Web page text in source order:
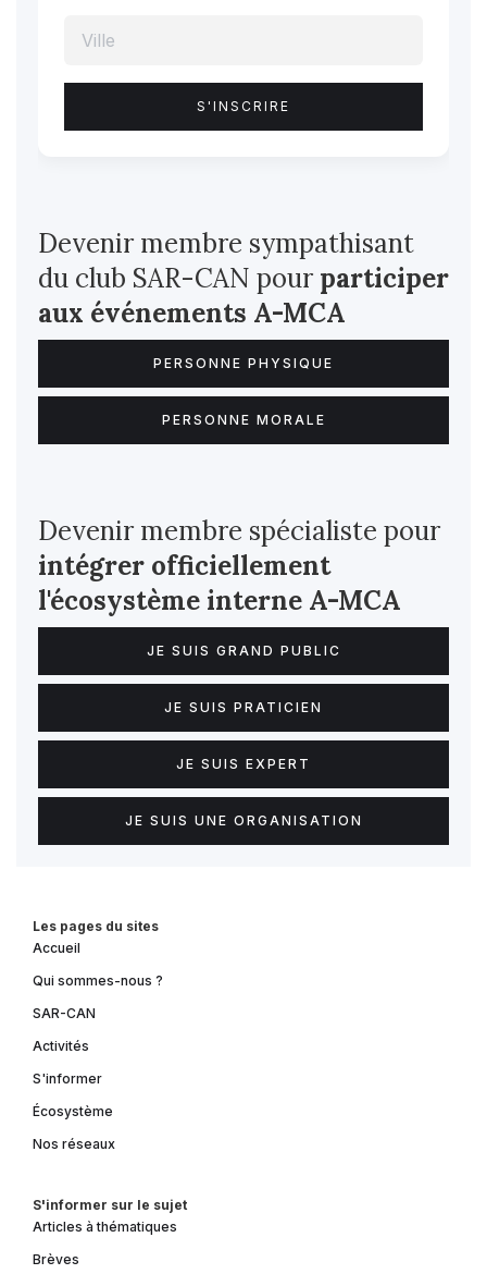
Devenir membre sympathisant
du club SAR-CAN pour participer
aux événements A-MCA
PERSONNE PHYSIQUE
PERSONNE MORALE
Devenir membre spécialiste pour
intégrer officiellement
l'écosystème interne A-MCA
JE SUIS GRAND PUBLIC
JE SUIS PRATICIEN
JE SUIS EXPERT
JE SUIS UNE ORGANISATION
Les pages du sites
Accueil
Qui sommes-nous ?
SAR-CAN
Activités
S'informer
Écosystème
Nos réseaux
S'informer sur le sujet
Articles à thématiques
Brèves